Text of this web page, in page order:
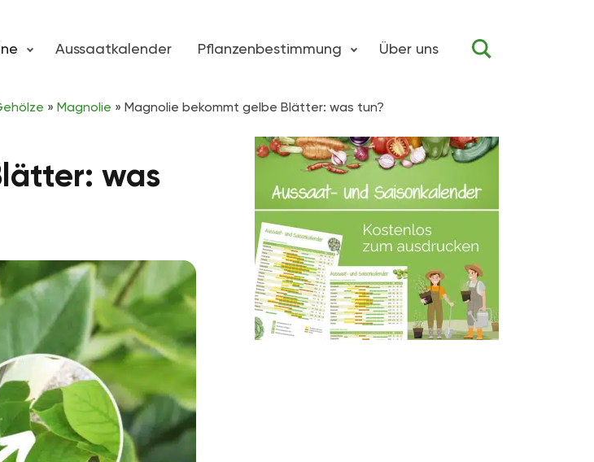
Aussaatkalender Pflanzenbestimmung Über uns
» Magnolie » Magnolie bekommt gelbe Blätter: was tun?
was